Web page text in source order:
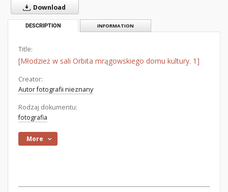
Download
DESCRIPTION INFORMATION
Title:
[Młodzież w sali Orbita mrągowskiego domu kultury. 1]
Creator:
Autor fotografii nieznany
Rodzaj dokumentu:
fotografia
More